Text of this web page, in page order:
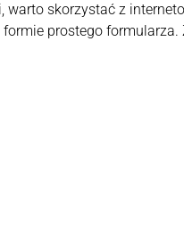
warto skorzystać z
prostego